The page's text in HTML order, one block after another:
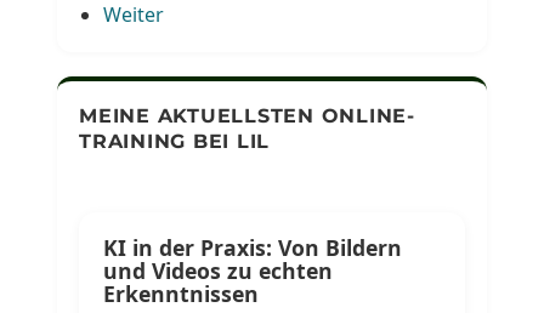
Weiter
MEINE AKTUELLSTEN ONLINE-
TRAINING BEI LIL
KI in der Praxis: Von Bildern
und Videos zu echten
Erkenntnissen